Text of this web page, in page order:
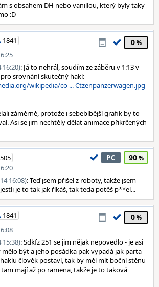
s obsahem DH nebo vanillou, který byly taky
:D
1841
0
16:20): Já to nehrál, soudím ze záběru v 1:13 v
srovnání skutečný hakl:
wikipedia/co ... Ctzenpanzerwagen.jpg
záměrně, protože i sebeblbější grafik by to
Asi se jim nechtěly dělat animace přikrčených
PC 90
16:08): Teď jsem přišel z roboty, takže jsem
je to tak jak říkáš, tak teda potěš p**el...
1841
0
15:38): Sdkfz 251 se jim nějak nepovedlo - je asi
být a jeho posádka pak vypadá jak parta
člověk postaví, tak by měl mít boční stěnu
mají až po ramena, takže je to taková